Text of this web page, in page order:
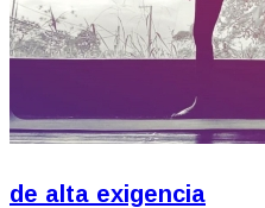
de alta exigencia